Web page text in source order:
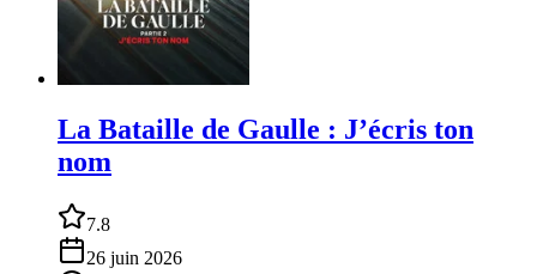
La Bataille de Gaulle : J’écris ton
nom
7.8
26 juin 2026